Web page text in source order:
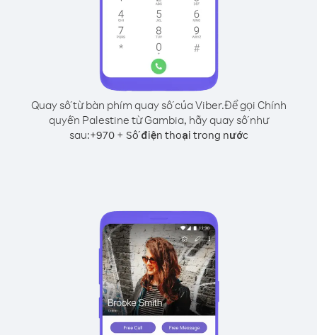
Quay số từ bàn phím quay số của Viber.Để gọi Chính
quyền Palestine từ Gambia, hãy quay số như
sau:+970+ Số điện thoại trong nước